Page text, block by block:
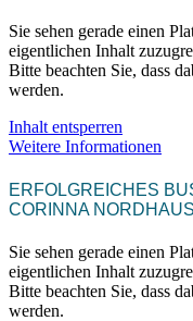
Sie sehen gerade einen
eigentlichen Inhalt
Bitte beachten Sie, dass
werden.
Inhalt entsperren
Weitere Informationen
ERFOLGREICHES
CORINNA
Sie sehen gerade einen
eigentlichen Inhalt
Bitte beachten Sie, dass
werden.